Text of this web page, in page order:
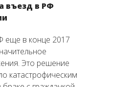
въезд в РФ
еще в конце 2017
Это решение
катастрофическим